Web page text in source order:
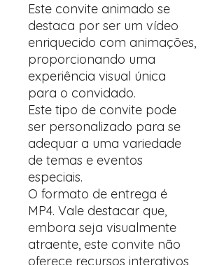
Este convite animado se
destaca por ser um vídeo
enriquecido com animações,
proporcionando uma
experiência visual única
para o convidado.
Este tipo de convite pode
ser personalizado para se
adequar a uma variedade
de temas e eventos
especiais.
O formato de entrega é
MP4. Vale destacar que,
embora seja visualmente
atraente, este convite não
oferece recursos interativos,